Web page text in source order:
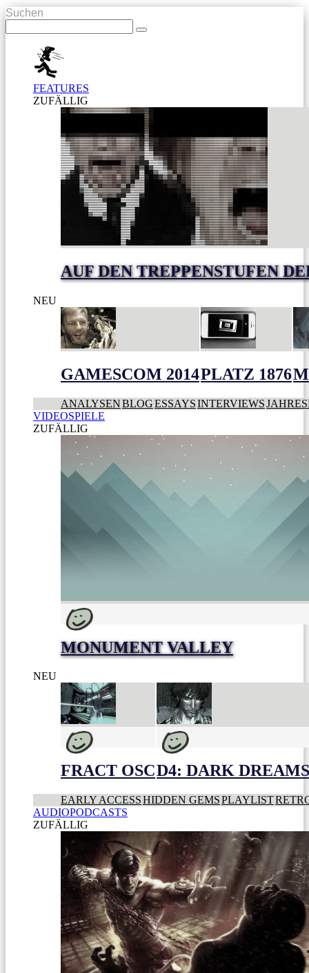
Suchen
FEATURES
ZUFÄLLIG
AUF DEN TREPPENSTUFEN
NEU
GAMESCOM 2014PLATZ 1876
ANALYSENBLOGESSAYSINTERVIEWS
VIDEOSPIELE
ZUFÄLLIG
MONUMENT VALLEY
NEU
FRACT OSCD4: DARK
EARLY ACCESSHIDDEN GEMSPLAYLIST
AUDIOPODCASTS
ZUFÄLLIG